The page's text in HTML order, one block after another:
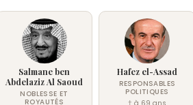
Salmane ben
Abdelaziz Al Saoud
NOBLESSE ET
ROYAUTÉS
Hafez el-Assad
RESPONSABLES
POLITIQUES